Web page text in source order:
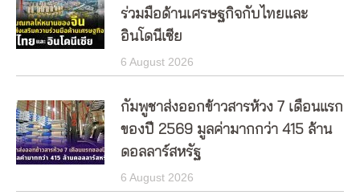
ร่วมมือด้านเศรษฐกิจกับไทยและ
อินโดนีเซีย
6 August 2026
กัมพูชาส่งออกข้าวสารห้วง 7 เดือนแรก
ของปี 2569 มูลค่ามากกว่า 415 ล้าน
ดอลลาร์สหรัฐ
6 August 2026